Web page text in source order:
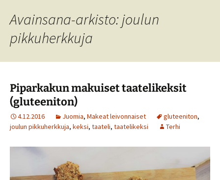
Avainsana-arkisto: joulun
pikkuherkkuja
Piparkakun makuiset taatelikeksit
(gluteeniton)
4.12.2016 Juomia, Makeat leivonnaiset gluteeniton,
joulun pikkuherkkuja, keksi, taateli, taatelikeksi Terhi